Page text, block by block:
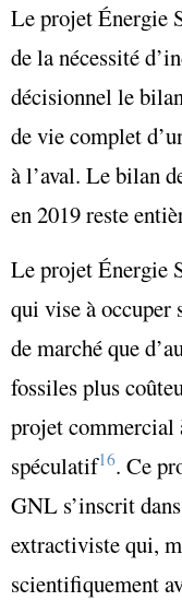
Le projet Énergie
de la nécessité
décisionnel le
de vie complet
à l’aval. Le bilan
en 2019 reste
Le projet Énergie
qui vise à occuper
de marché que
fossiles plus
projet commercial
spéculatif16. Ce
GNL s’inscrit
extractiviste qui,
scientifiquement